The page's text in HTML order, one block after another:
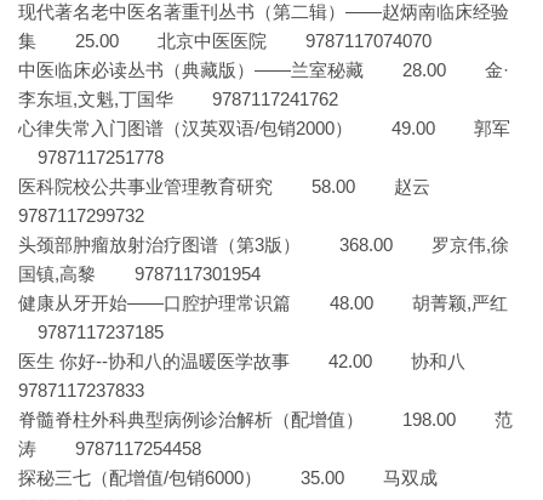
现代著名老中医名著重刊丛书（第二辑）——赵炳南临床经验
集 25.00 北京中医医院 9787117074070
中医临床必读丛书（典藏版）——兰室秘藏 28.00 金·
李东垣,文魁,丁国华 9787117241762
心律失常入门图谱（汉英双语/包销2000） 49.00 郭军
9787117251778
医科院校公共事业管理教育研究 58.00 赵云
9787117299732
头颈部肿瘤放射治疗图谱（第3版） 368.00 罗京伟,徐
国镇,高黎 9787117301954
健康从牙开始——口腔护理常识篇 48.00 胡菁颖,严红
9787117237185
医生 你好--协和八的温暖医学故事 42.00 协和八
9787117237833
脊髓脊柱外科典型病例诊治解析（配增值） 198.00 范
涛 9787117254458
探秘三七（配增值/包销6000） 35.00 马双成